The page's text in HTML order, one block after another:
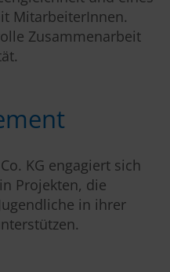
MitarbeiterInnen.
Zusammenarbeit
KG engagiert sich
Projekten, die
in ihrer